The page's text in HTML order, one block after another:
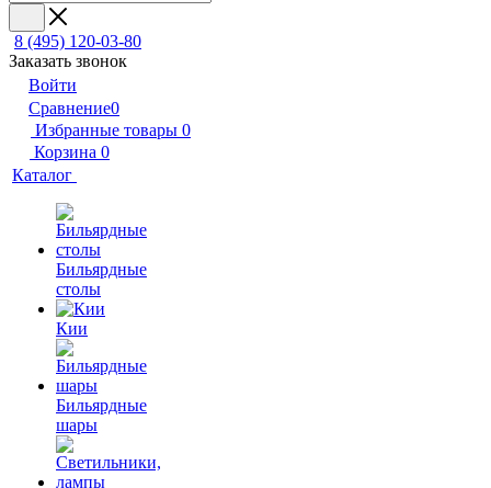
8 (495) 120-03-80
Заказать звонок
Войти
Сравнение0
Избранные товары 0
Корзина 0
Каталог
Бильярдные
столы
Кии
Бильярдные
шары